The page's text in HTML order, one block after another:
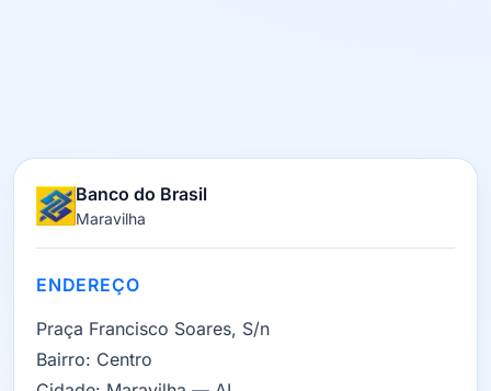
Banco do Brasil
Maravilha
ENDEREÇO
Praça Francisco Soares, S/n
Bairro: Centro